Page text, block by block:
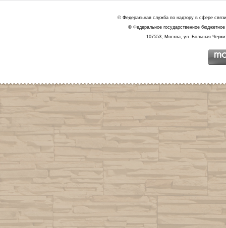
© Федеральная служба по надзору в сфере
© Федеральное государственное
107553, Москва, ул. Большая